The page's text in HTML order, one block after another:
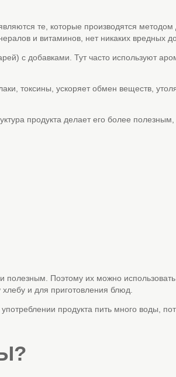
те, которые производятся методом
и витаминов, нет никаких вредных
с добавками. Тут часто используют
токсины, ускоряет обмен веществ,
продукта делает его более полезным,
Поэтому их можно использовать
и для приготовления блюд.
продукта пить много воды,